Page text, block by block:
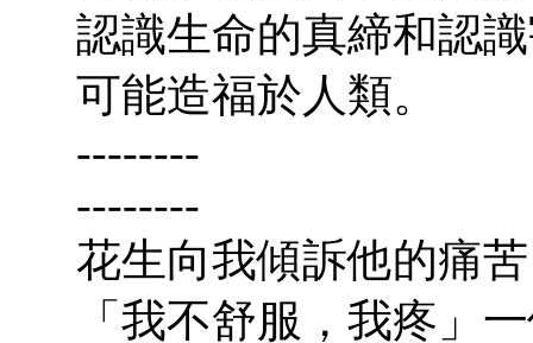
認識生命的真締和認
可能造福於人類。
--------
--------
花生向我傾訴他的痛
「我不舒服，我疼」